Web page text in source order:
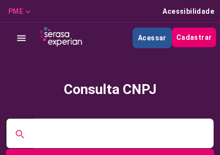
PME Acessibilidade
Acessar Cadastrar
Consulta CNPJ